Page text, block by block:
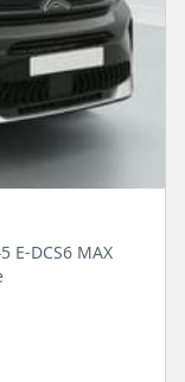
E-DCS6 MAX